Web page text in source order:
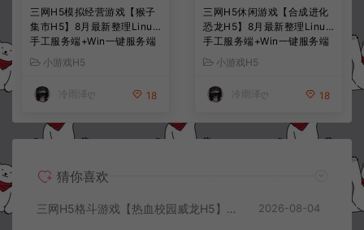
三网H5模拟经营游戏【猴子
集市H5】8月最新整理Linux
手工服务端+Win一键服务端
+解压即玩+简易安卓客户端
+详细搭建教程
小游戏H5
冷雨泽ღ 18
三网H5休闲游戏【合成进化
恐龙H5】8月最新整理Linux
手工服务端+Win一键服务端
+解压即玩+简易安卓客户端
+详细搭建教程
小游戏H5
冷雨泽ღ 18
猜你喜欢
三网H5格斗游戏【热血校园威龙H5】8月最新整理Linux手工服务端+Win一键服务端+解压即玩+简易安卓客户端+详细搭建教程 2026-08-04